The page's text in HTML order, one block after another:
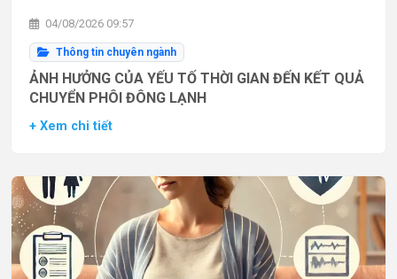
04/08/2026 09:57
Thông tin chuyên ngành
ẢNH HƯỞNG CỦA YẾU TỐ THỜI GIAN ĐẾN KẾT QUẢ
CHUYỂN PHÔI ĐÔNG LẠNH
+ Xem chi tiết